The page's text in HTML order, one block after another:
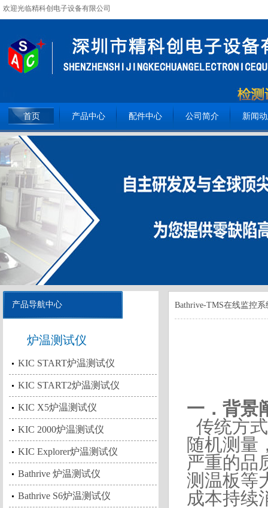
欢迎光临精科创电子设备有限公司
全国服务热线：15362093809
首页 产品中心 配件中心 公司简介 新闻
产品导航中心
炉温测试仪
KIC START炉温测试仪
KIC START2炉温测试仪
KIC X5炉温测试仪
KIC 2000炉温测试仪
KIC Explorer炉温测试仪
Bathrive 炉温测试仪
Bathrive S6炉温测试仪
Bathrive-TMS在线监控系
一．背景
传统方
随机测量
严重的品
测温板等
成本持续